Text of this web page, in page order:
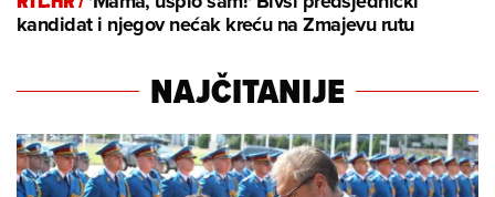
kandidat i njegov nećak kreću na Zmajevu rutu
NAJČITANIJE